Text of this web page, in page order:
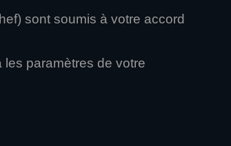
sont soumis à votre accord
paramètres de votre